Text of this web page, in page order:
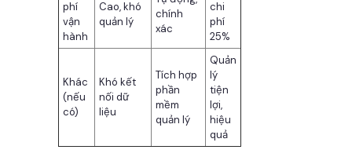
phí
vận
hành
Cao, khó
quản lý
chính
xác
chi
phí
25%
Khác
(nếu
có)
Khó kết
nối dữ
liệu
Tích hợp
phần
mềm
quản lý
Quản
lý
tiện
lợi,
hiệu
quả